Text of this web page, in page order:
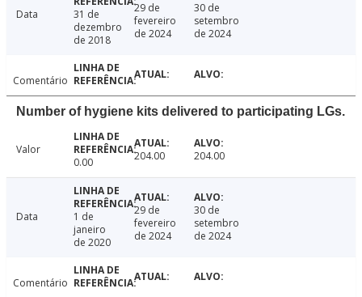
Data
31 de
dezembro
de 2018
29 de
fevereiro
de 2024
30 de
setembro
de 2024
Comentário
Number of hygiene kits delivered to participating LGs.
Valor
0.00
204.00 204.00
Data
1 de
janeiro
de 2020
29 de
fevereiro
de 2024
30 de
setembro
de 2024
Comentário